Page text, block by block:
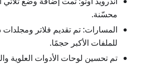
محسّنة.
المسارات: تم تقديم فلاتر ومجلدات
للملفات الأكبر حجمًا.
تم تحسين لوحات الأدوات العلوية